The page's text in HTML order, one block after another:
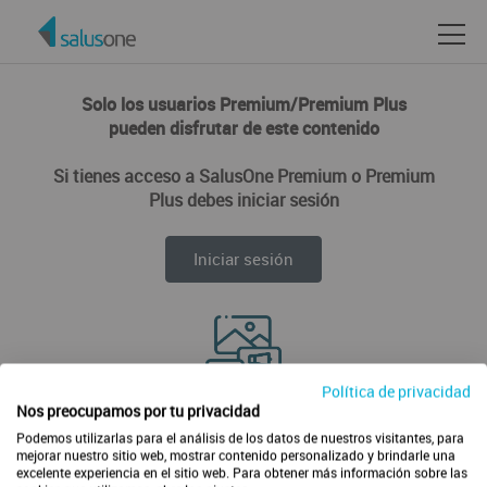
Solo los usuarios Premium/Premium Plus
pueden disfrutar de este contenido
Si tienes acceso a SalusOne Premium o Premium
Plus debes iniciar sesión
Iniciar sesión
Disfruta de todos los contenidos de forma ilimitada
Política de privacidad
Nos preocupamos por tu privacidad
Podemos utilizarlas para el análisis de los datos de nuestros visitantes, para
mejorar nuestro sitio web, mostrar contenido personalizado y brindarle una
excelente experiencia en el sitio web. Para obtener más información sobre las